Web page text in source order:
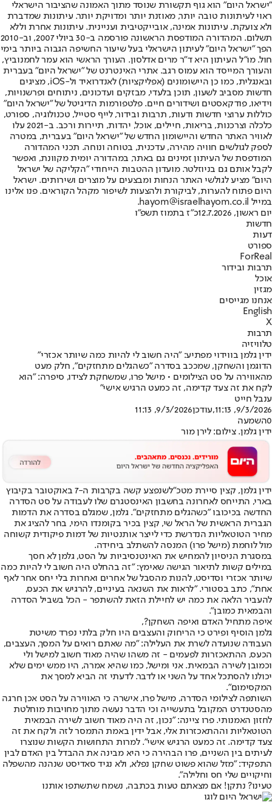
"ישראל היום" הוא גוף תקשורת שנוסד מתוך האמונה שהציבור הישראלי
ראוי לעיתונות טובה יותר, מאוזנת יותר ומדויקת יותר. עיתונות שמדברת
ולא צועקת. עיתונות אמינה, אובייקטיבית ועניינית. עיתונות אחרת וללא
תשלום. המהדורה המודפסת הראשונה פורסמה ב-30 ביולי 2007, וב-2010
הפך "ישראל היום" לעיתון הישראלי בעל שיעור החשיפה הגבוה ביותר בימי
חול. מו"ל העיתון היא ד"ר מרים אדלסון. העורך הראשי הוא עמר לחמנוביץ,
והעורך המייסד הוא עמוס רגב. אתרי האינטרנט של "ישראל היום" בעברית
ובאנגלית, כמו כן היישומונים (אפליקציות) לאנדרואיד ול-iOS, מציגים
חדשות מסביב לשעון, תוכן בלעדי, מבזקים ועדכונים, ניתוחים ופרשנויות,
וידיאו, פודקאסטים ושידורים חיים. פלטפורמות הדיגיטל של "ישראל היום"
כוללות ערוצי חדשות ודעות, תרבות ובידור, לייף סטייל, טכנולוגיה, ספורט,
כלכלה וצרכנות, בריאות, חיילים, אוכל, יהדות, תיירות ורכב. ב-2021 עלו
לאוויר האתר החדש והיישומון החדש של "ישראל היום" בעברית, במטרה
לספק לגולשים חוויה מהירה, עדכנית, בטוחה ונוחה. תכני המהדורה
המודפסת של העיתון זמינים גם באתר, במהדורה יומית מקוונת, ואפשר
לקבל אותם גם בניוזלטר. מועדון ההטבות הייחודי "הקליקה של ישראל
היום" מציע לגולשי האתר הנחות ומבצעים על מוצרים ושירותים. ישראל
היום פתוח להערות, לביקורת ולהצעות לשיפור מקהל הקוראים. פנו אלינו
במייל hayom@israelhayom.co.il.
יום ראשון, 12.7.2026
כ"ז בתמוז תשפ"ו
חדשות
דעות
ספורט
ForReal
תרבות ובידור
אוכל
מגזין
אנחנו מגייסים
English
X
תרבות
טלוויזיה
ידין גלמן בווידוי מפתיע: "היה חשוב לי להיות כמה שיותר אכזרי"
הדוגמן והשחקן, שמככב בסדרה "כשהגלים מתחזקים", חלק מעט
מהאווירה על סט הצילומים • מישל פרו, שמשחקת לצידו, סיפרה: "הוא
לקח את זה צעד קדימה, זה כמעט הרגיש אישי"
ענבל חייט
9/3/2026, 11:13
,עודכן9/3/2026, 11:13
0השמעה
ידין גלמן. צילום: לירן מור
ידין גלמן, קצין סיירת מטכ"ל
שנפצע קשה בקרבות ה-7 באוקטובר בקיבוץ
בארי, התייחס לאחרונה בחשבון האינסטגרם שלו לעבודה על סט הסדרה
החדשה בכיכובו "כשהגלים מתחזקים". גלמן, שמגלם בסדרה את הדמות
הגברית הראשית של הראל שי, קצין בכיר בקומנדו הימי, בחר להציג את
מחיר הטוטאליות הנדרשת כדי לייצר אותנטיות של דמות פיקודית קשוחה
מול לוחמת (מישל פרו) המנסה להשתלב ביחידה.
במסגרת הניסיון להמחיש את האינטנסיביות על הסט, גלמן לא חסך
במילים קשות לתיאור הגישה שאימץ: "זה בהחלט היה חשוב לי להיות כמה
שיותר אכזרי וסדיסט, להנות מהסבל של אחרים ואחרות בלי יחס אחר לאף
אחת", כתב בסטורי. "לראות את השנאה בעיניים, להרגיש את הכעס,
להעביר הלאה את כמה יש לחיילת הזאת להשתפר - הכל בשביל הסדרה
והבמאית כמובן".
איפה מתחיל האדם ואיפה השחקן?,
גלמן הוסיף ופירט כי הריחוק והעצבים היו חלק בלתי נפרד משיטת
העבודה שנועדה לשרת את העלילה: "מה שאתם רואים על המסך, העצבים,
הכעס, ההתאכזרות לפעמים - זה משהו שהיה מאוד חשוב למישל ולי
וכמובן לשירה הבמאית. אני ומישל, כמו שהיא אמרה, היו ממש ימים שלא
יכולנו להסתכל אחד על השני או לדבר. לדעתי זה הביא למסך את
המקסימום".
השותפה לצילומי הסדרה, מישל פרו, אישרה כי האווירה על הסט אכן חרגה
מהסטנדרט המקובל בתעשייה וכי הדבר נעשה מתוך מחויבות מוחלטת
לחזון האמנותי. פרו ציינה: "נכון, זה היה מאוד חשוב לשירה הבמאית
הטוטאליות וההתאכזרות אלי, אבל ידין באמת התמסר לזה ולקח את זה
צעד קדימה. זה כמעט הרגיש אישי". למרות התחושות הקשות שנוצרו
לעיתים בין השניים, פרו הבהירה כי היא מבינה את ההבדל בין האדם לבין
התפקיד: "מזל שהוא פשוט שחקן נפלא, ולא נגיד סאדיסט שנהנה מהשפלה
וחיקויים שלי חס וחלילה".
טעינו? נתקן! אם מצאתם טעות בכתבה, נשמח שתשתפו אותנו